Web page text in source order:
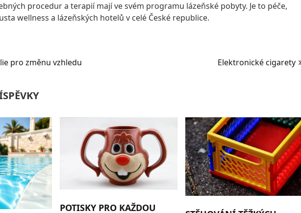
procedur a terapií mají ve svém programu lázeňské pobyty. Je to péče,
wellness a lázeňských hotelů v celé České republice.
pro změnu vzhledu Elektronické cigarety
POTISKY PRO KAŽDOU